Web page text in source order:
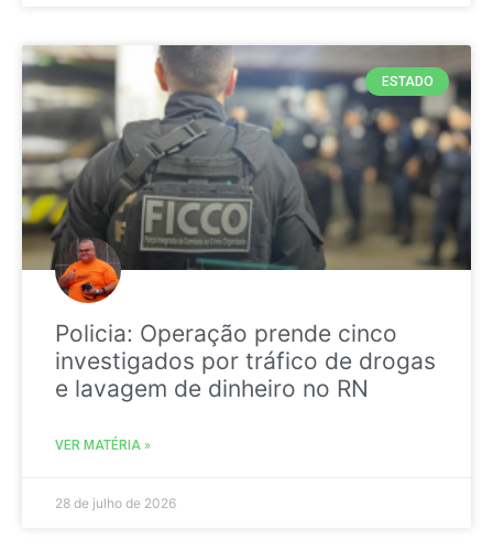
ESTADO
Policia: Operação prende cinco
investigados por tráfico de drogas
e lavagem de dinheiro no RN
VER MATÉRIA »
28 de julho de 2026